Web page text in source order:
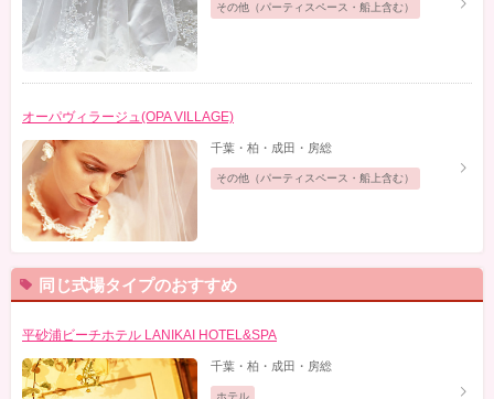
その他（パーティスペース・船上含む）
オーパヴィラージュ(OPA VILLAGE)
千葉・柏・成田・房総
その他（パーティスペース・船上含む）
同じ式場タイプのおすすめ
平砂浦ビーチホテル LANIKAI HOTEL&SPA
千葉・柏・成田・房総
ホテル